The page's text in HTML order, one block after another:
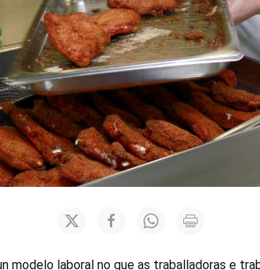
modelo laboral no que as traballadoras e